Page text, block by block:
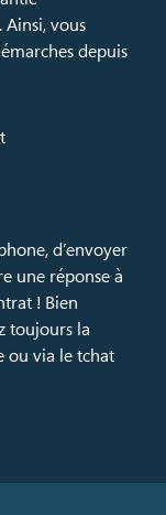
vous
depuis
d’envoyer
une réponse à
! Bien
toujours la
ou via le tchat